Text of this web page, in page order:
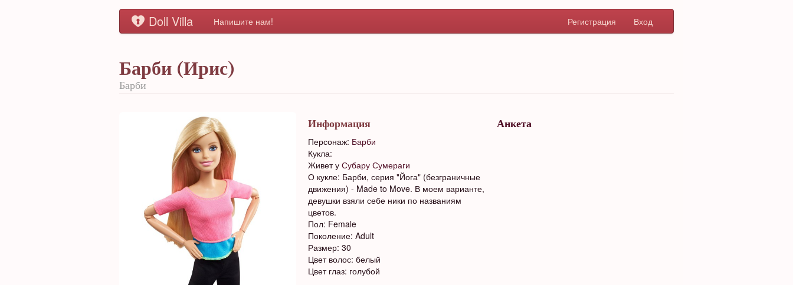
Doll Villa Напишите нам! Регистрация Вход
Барби (Ирис)
Барби
Информация
Персонаж: Барби
Кукла:
Живет у Субару Сумераги
О кукле: Барби, серия "Йога" (безграничные
движения) - Made to Move. В моем варианте,
девушки взяли себе ники по названиям
цветов.
Пол: Female
Поколение: Adult
Размер: 30
Цвет волос: белый
Цвет глаз: голубой
Анкета